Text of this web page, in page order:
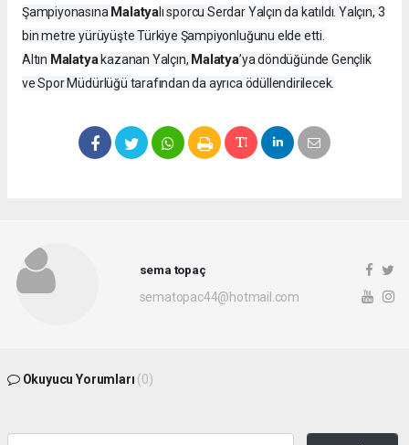
Şampiyonasına Malatyalı sporcu Serdar Yalçın da katıldı. Yalçın, 3
bin metre yürüyüşte Türkiye Şampiyonluğunu elde etti.
Altın Malatyakazanan Yalçın, Malatya’ya döndüğünde Gençlik
ve Spor Müdürlüğü tarafından da ayrıca ödüllendirilecek.
sema topaç
sematopac44@hotmail.com
Okuyucu Yorumları (0)